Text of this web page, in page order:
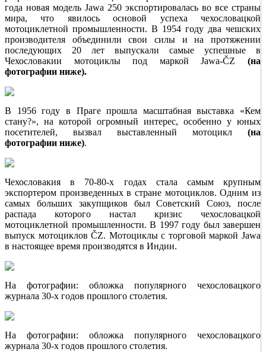
года новая модель Jawa 250 экспортировалась во все страны
мира, что явилось основой успеха чехословацкой
мотоциклетной промышленности. В 1954 году два чешских
производителя объединили свои силы и на протяжении
последующих 20 лет выпускали самые успешные в
Чехословакии мотоциклы под маркой Jawa-ČZ (на
фотографии ниже).
В 1956 году в Праге прошла масштабная выставка «Кем
стану?», на которой огромный интерес, особенно у юных
посетителей, вызвал выставленный мотоцикл (на
фотографии ниже).
Чехословакия в 70-80-х годах стала самым крупным
экспортером произведенных в стране мотоциклов. Одним из
самых больших закупщиков был Советский Союз, после
распада которого настал кризис чехословацкой
мотоциклетной промышленности. В 1997 году был завершен
выпуск мотоциклов ČZ. Мотоциклы с торговой маркой Jawa
в настоящее время производятся в Индии.
На фотографии: обложка популярного чехословацкого
журнала 30-х годов прошлого столетия.
На фотографии: обложка популярного чехословацкого
журнала 30-х годов прошлого столетия.